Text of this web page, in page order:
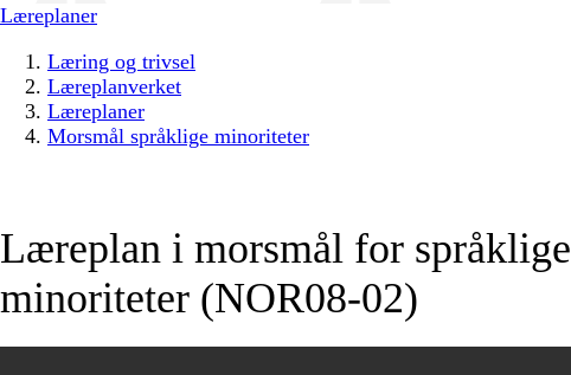
Læreplaner
Læring og trivsel
Læreplanverket
Læreplaner
Morsmål språklige minoriteter
Læreplan i morsmål for språklige
minoriteter (NOR08‑02)